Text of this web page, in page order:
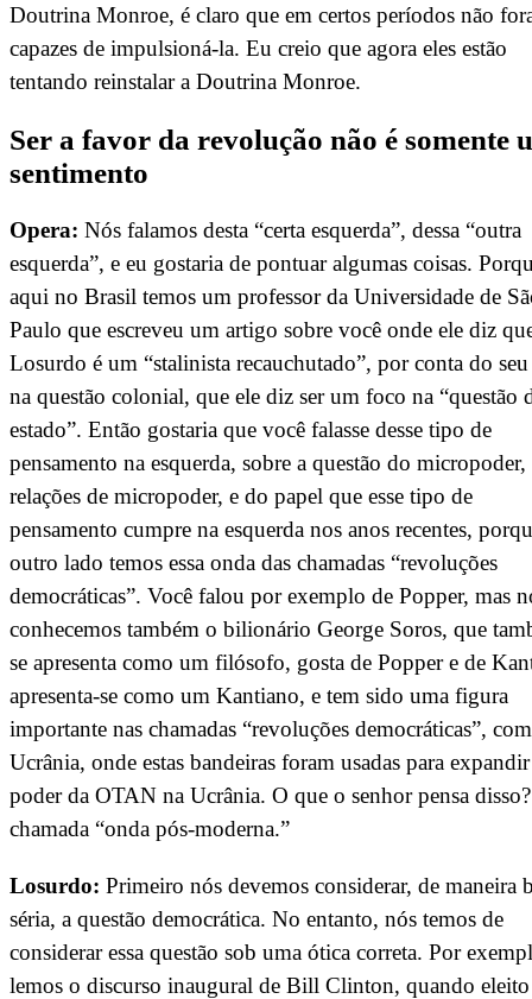
Doutrina Monroe, é claro que em certos períodos não
capazes de impulsioná-la. Eu creio que agora eles estão
tentando reinstalar a Doutrina Monroe.
Ser a favor da revolução não é somente
sentimento
Opera: Nós falamos desta “certa esquerda”, dessa “outra
esquerda”, e eu gostaria de pontuar algumas coisas.
aqui no Brasil temos um professor da Universidade de
Paulo que escreveu um artigo sobre você onde ele diz
Losurdo é um “stalinista recauchutado”, por conta do
na questão colonial, que ele diz ser um foco na “questão
estado”. Então gostaria que você falasse desse tipo de
pensamento na esquerda, sobre a questão do micropoder,
relações de micropoder, e do papel que esse tipo de
pensamento cumpre na esquerda nos anos recentes,
outro lado temos essa onda das chamadas “revoluções
democráticas”. Você falou por exemplo de Popper, mas
conhecemos também o bilionário George Soros, que
se apresenta como um filósofo, gosta de Popper e de
apresenta-se como um Kantiano, e tem sido uma figura
importante nas chamadas “revoluções democráticas”,
Ucrânia, onde estas bandeiras foram usadas para
poder da OTAN na Ucrânia. O que o senhor pensa
chamada “onda pós-moderna.”
Losurdo: Primeiro nós devemos considerar, de maneira
séria, a questão democrática. No entanto, nós temos de
considerar essa questão sob uma ótica correta. Por
lemos o discurso inaugural de Bill Clinton, quando eleito